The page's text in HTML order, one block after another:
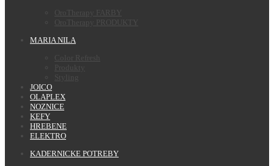
OroTherapy FARBY
OroTherapy PRODUKTY
MARIA NILA
Color Refresh
Produkty
Styling
JOICO
OLAPLEX
NOZNICE
KEFY
HREBENE
ELEKTRO
KADERNICKE POTREBY